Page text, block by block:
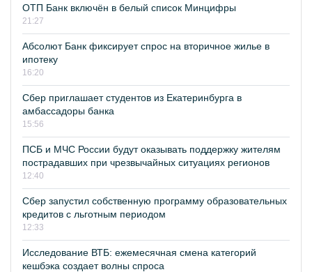
ОТП Банк включён в белый список Минцифры
21:27
Абсолют Банк фиксирует спрос на вторичное жилье в
ипотеку
16:20
Сбер приглашает студентов из Екатеринбурга в
амбассадоры банка
15:56
ПСБ и МЧС России будут оказывать поддержку жителям
пострадавших при чрезвычайных ситуациях регионов
12:40
Сбер запустил собственную программу образовательных
кредитов с льготным периодом
12:33
Исследование ВТБ: ежемесячная смена категорий
кешбэка создает волны спроса